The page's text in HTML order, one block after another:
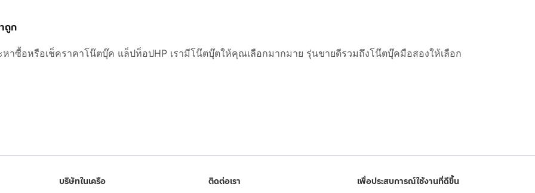
ถูก
าซื้อหรือเช็คราคาโน๊ตบุ๊ค แล็ปท็อปHP เรามีโน๊ตบุ๊ตให้คุณเลือกมากมาย รุ่นขายดีรวมถึงโน๊ตบุ๊คมือสองให้เลือก
บริษัทในเครือ ติดต่อเรา เพื่อประสบการณ์ใช้งานที่ดีขึ้น